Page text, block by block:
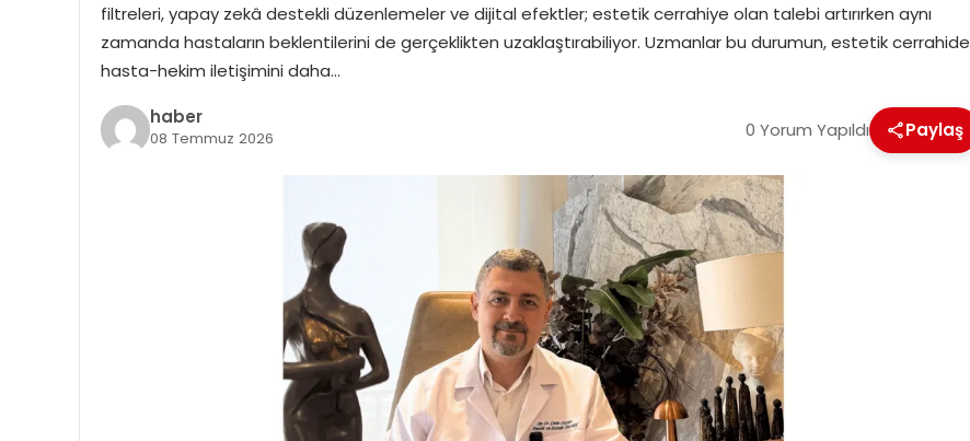
filtreleri, yapay zekâ destekli düzenlemeler ve dijital efektler; estetik cerrahiye olan talebi artırırken aynı
zamanda hastaların beklentilerini de gerçeklikten uzaklaştırabiliyor. Uzmanlar bu durumun, estetik cerrahide
hasta-hekim iletişimini daha…
haber
08 Temmuz 2026 0 Yorum Yapıldı Paylaş